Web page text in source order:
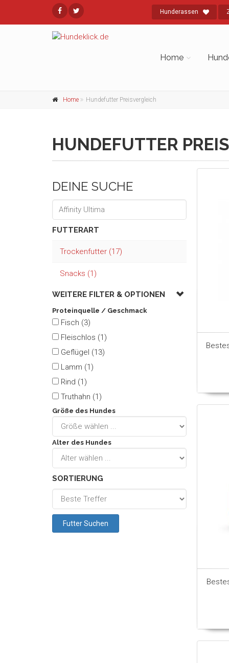
Hunderassen
Home
Home Hundefutter Preisvergleich
HUNDEFUTTER
DEINE SUCHE
FUTTERART
Trockenfutter (17)
Snacks (1)
WEITERE FILTER & OPTIONEN
Proteinquelle / Geschmack
Fisch (3)
Fleischlos (1)
Geflügel (13)
Lamm (1)
Rind (1)
Truthahn (1)
Größe des Hundes
Alter des Hundes
SORTIERUNG